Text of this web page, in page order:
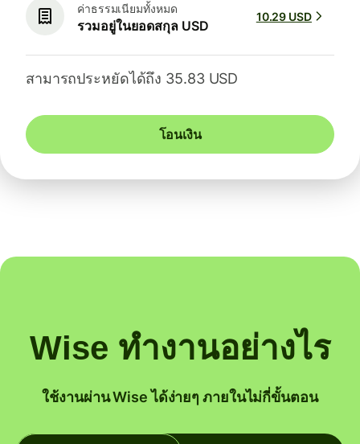
ค่าธรรมเนียมทั้งหมด
รวมอยู่ในยอดสกุล USD
10.29 USD
สามารถประหยัดได้ถึง 35.83 USD
โอนเงิน
Wise ทำงานอย่างไร
ใช้งานผ่าน Wise ได้ง่ายๆ ภายในไม่กี่ขั้นตอน